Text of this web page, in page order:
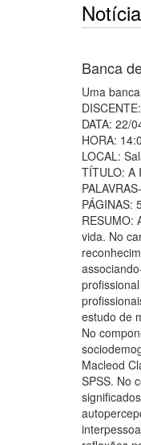
Banca
Uma
DATA: 22/
HORA:
LOCAL:
TÍTULO: A
PÁGINAS:
RESUMO:
vida. No
estudo de
No
Macleod
SPSS. No